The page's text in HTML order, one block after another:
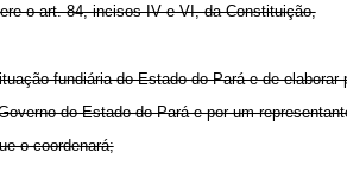
o art. 84, incisos IV e VI, da Constituição,
fundiária do Estado do Pará e de
do Estado do Pará e por um
o coordenará;